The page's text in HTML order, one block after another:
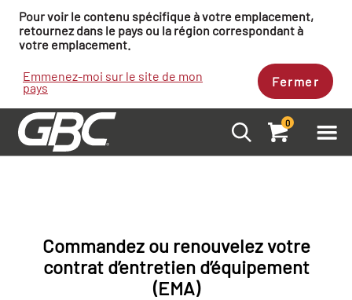
Pour voir le contenu spécifique à votre emplacement,
retournez dans le pays ou la région correspondant à
votre emplacement.
Emmenez-moi sur le site de mon
pays Fermer
0
Commandez ou renouvelez votre
contrat d’entretien d’équipement
(EMA)